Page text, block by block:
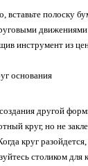
полоску
инструмент из
основания
другой
круг, но не
круг
столиком